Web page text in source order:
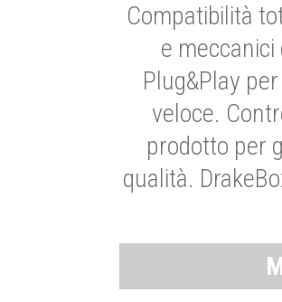
Compatibilità
e
Plug&Play
veloce.
prodotto per
qualità.